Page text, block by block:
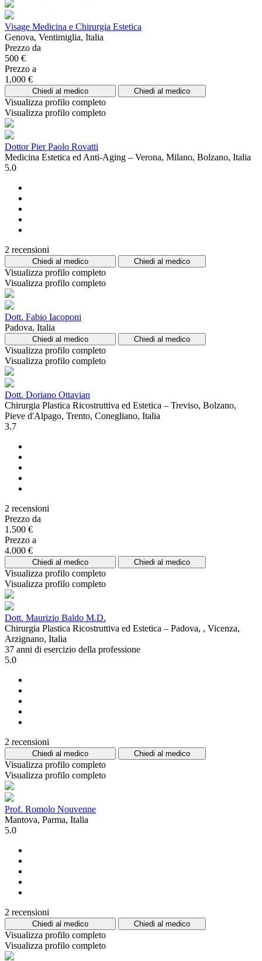
Visage Medicina e Chirurgia Estetica
Genova, Ventimiglia, Italia
Prezzo da
500 €
Prezzo a
1.000 €
Chiedi al medico Chiedi al medico
Visualizza profilo completo
Visualizza profilo completo
Dottor Pier Paolo Rovatti
Medicina Estetica ed Anti-Aging – Verona, Milano, Bolzano, Italia
5.0
2 recensioni
Chiedi al medico Chiedi al medico
Visualizza profilo completo
Visualizza profilo completo
Dott. Fabio Iacoponi
Padova, Italia
Chiedi al medico Chiedi al medico
Visualizza profilo completo
Visualizza profilo completo
Dott. Doriano Ottavian
Chirurgia Plastica Ricostruttiva ed Estetica – Treviso, Bolzano,
Pieve d'Alpago, Trento, Conegliano, Italia
3.7
2 recensioni
Prezzo da
1.500 €
Prezzo a
4.000 €
Chiedi al medico Chiedi al medico
Visualizza profilo completo
Visualizza profilo completo
Dott. Maurizio Baldo M.D.
Chirurgia Plastica Ricostruttiva ed Estetica – Padova, , Vicenza,
Arzignano, Italia
37 anni di esercizio della professione
5.0
2 recensioni
Chiedi al medico Chiedi al medico
Visualizza profilo completo
Visualizza profilo completo
Prof. Romolo Nouvenne
Mantova, Parma, Italia
5.0
2 recensioni
Chiedi al medico Chiedi al medico
Visualizza profilo completo
Visualizza profilo completo